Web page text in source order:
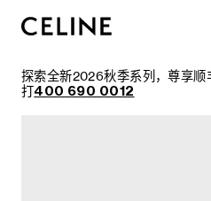
探索全新2026秋季系列，尊享
打400 690 0012